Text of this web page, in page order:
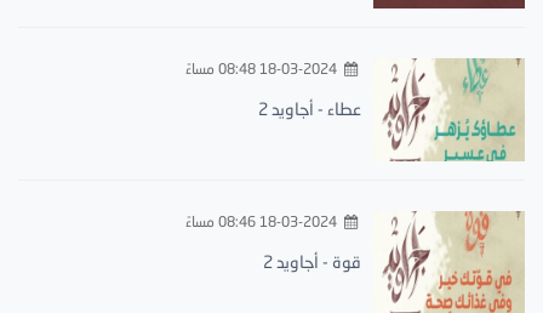
18-03-2024 08:48 مساءً
عطاء - أجاويد 2
18-03-2024 08:46 مساءً
قوة - أجاويد 2